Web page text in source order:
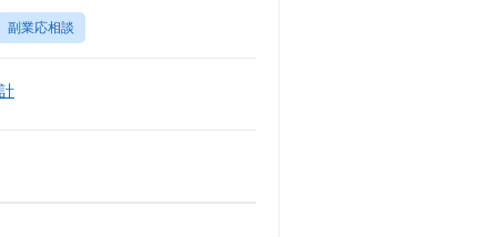
副業応相談